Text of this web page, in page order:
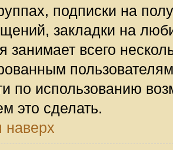
подписки на
закладки на
занимает всего
по использованию
это сделать.
наверх